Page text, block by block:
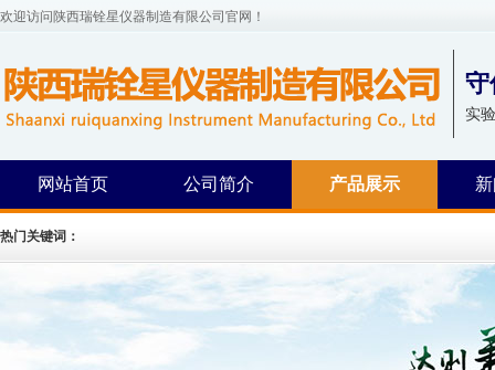
欢迎访问陕西瑞铨星仪器制造有限公司官网！
守
实
网站首页 公司简介 产品展示
热门关键词：